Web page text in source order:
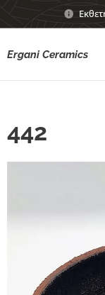
Ergani Ceramics
442